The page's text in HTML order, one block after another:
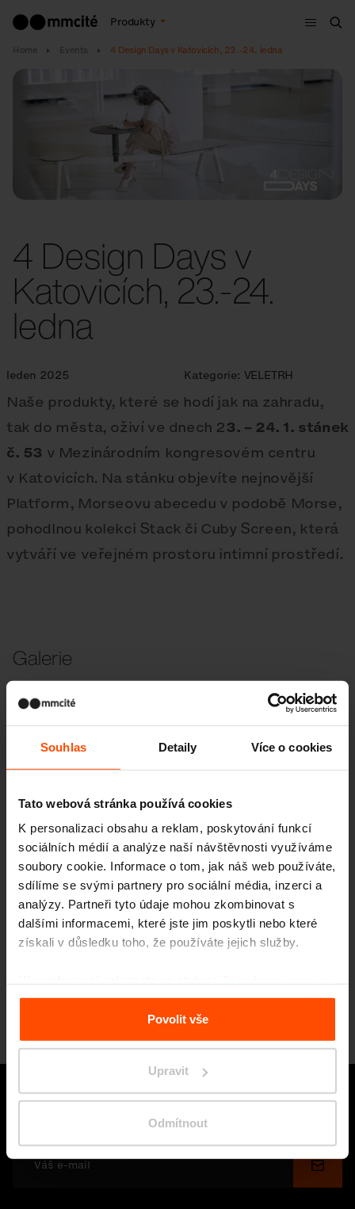
Souhlas Detaily Více o cookies
Tato webová stránka používá cookies
K personalizaci obsahu a reklam, poskytování funkcí
sociálních médií a analýze naší návštěvnosti využíváme
soubory cookie. Informace o tom, jak náš web používáte,
sdílíme se svými partnery pro sociální média, inzerci a
analýzy. Partneři tyto údaje mohou zkombinovat s
dalšími informacemi, které jste jim poskytli nebo které
získali v důsledku toho, že používáte jejich služby.
osobních údajů.
Povolit vše
Upravit
Odmítnout
Produkty
Menu
Home Events 4 Design Days v Katovicích, 23.-24. ledna
4 Design Days v
Katovicích, 23.-24.
ledna
leden 2025 Kategorie: VELETRH
Naše produkty, které se hodí jak na zahradu,
tak do města, oživí ve dnech 23. – 24. 1. stánek
č. 53 v Mezinárodním kongresovém centru
v Katovicích. Na stánku objevíte nejnovější
Platform, Morseovu abecedu v podobě Morse,
pohodlnou kolekci Stack či Cuby Screen, která
vytváří ve veřejném prostoru intimní prostředí.
Galerie
Více novinek
6. 10.
Akce
Designblok 2024, 2. – 6. října
Mládí a Město do uší
28. 5. Město pro budoucí
generace?
Start with children, 28–29. května, Bratislava
Akce Landscape Architecture
Morse vysílá signály do USA!
Zůstaňte s námi ve spojení